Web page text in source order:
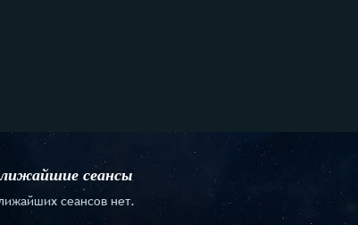
сеансы
сеансов нет.